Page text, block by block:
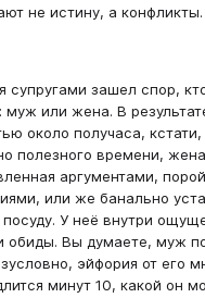
не истину, а конфликты.
супругами зашел спор,
муж или жена. В
около получаса, кстати,
полезного времени,
аргументами,
или же банально
У неё внутри
обиды. Вы думаете, муж
эйфория от его
минут 10, какой он